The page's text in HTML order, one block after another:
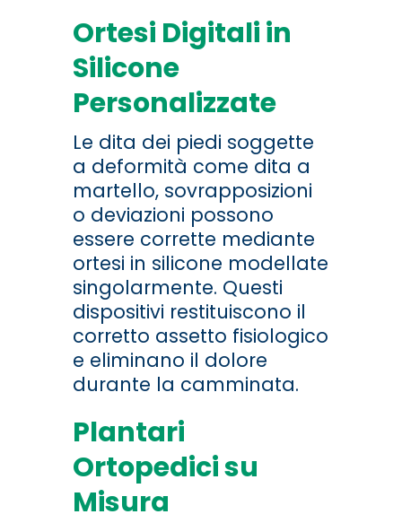
Ortesi Digitali in
Silicone
Personalizzate
Le dita dei piedi soggette
a deformità come dita a
martello, sovrapposizioni
o deviazioni possono
essere corrette mediante
ortesi in silicone modellate
singolarmente. Questi
dispositivi restituiscono il
corretto assetto fisiologico
e eliminano il dolore
durante la camminata.
Plantari
Ortopedici su
Misura